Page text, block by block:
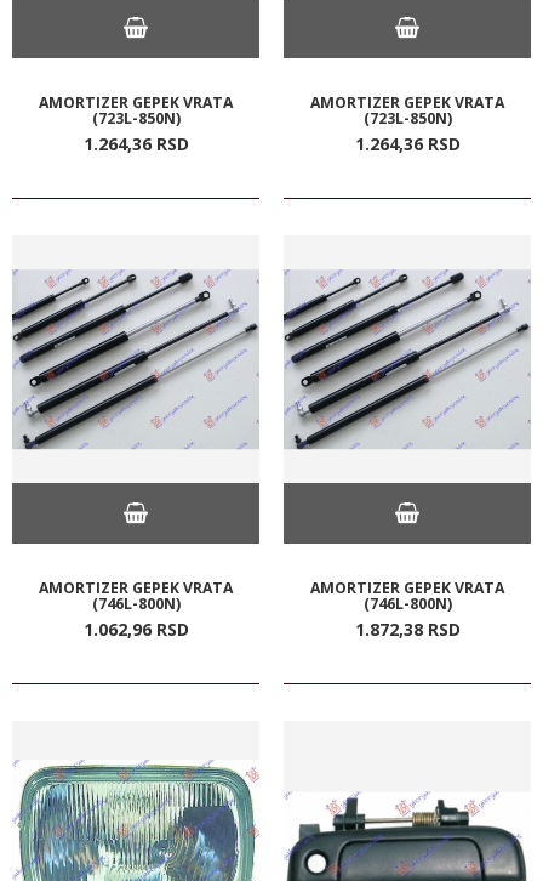
AMORTIZER GEPEK VRATA
(723L-850N)
1.264,36 RSD
AMORTIZER GEPEK VRATA
(723L-850N)
1.264,36 RSD
AMORTIZER GEPEK VRATA
(746L-800N)
1.062,96 RSD
AMORTIZER GEPEK VRATA
(746L-800N)
1.872,38 RSD